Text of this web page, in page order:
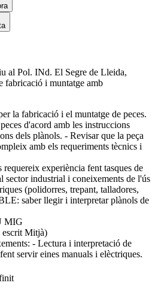
al Pol. INd. El Segre de Lleida,
fabricació i muntatge amb
la fabricació i el muntatge de peces.
d'acord amb les instruccions
dels plànols. - Revisar que la peça
amb els requeriments tècnics i
experiència fent tasques de
sector industrial i coneixements de l'ús
(polidorres, trepant, talladores,
saber llegir i interpretar plànols de
MIG
escrit Mitjà)
- Lectura i interpretació de
servir eines manuals i elèctriques.